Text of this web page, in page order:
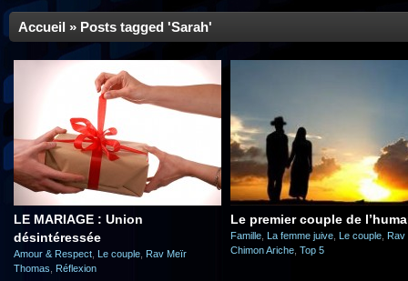
Accueil » Posts tagged 'Sarah'
LE MARIAGE : Union
désintéressée
Amour & Respect Le couple Rav Meïr
Thomas
Réflexion
Le premier couple de
Famille La femme juive Le couple Rav
Chimon Ariche Top 5